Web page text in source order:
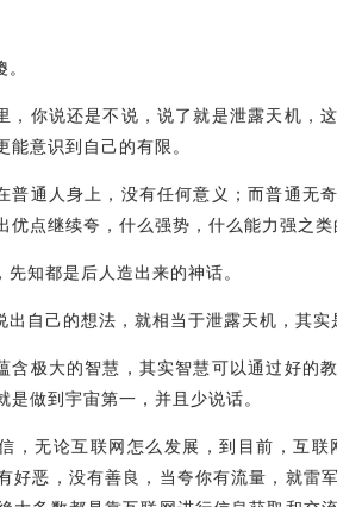
，你说还是不说，说了就是泄露天机，
能意识到自己的有限。
普通人身上，没有任何意义；而普通无
优点继续夸，什么强势，什么能力强之
知都是后人造出来的神话。
自己的想法，就相当于泄露天机，其实
含极大的智慧，其实智慧可以通过好的
做到宇宙第一，并且少说话。
，无论互联网怎么发展，到目前，互
好恶，没有善良，当夸你有流量，就雷